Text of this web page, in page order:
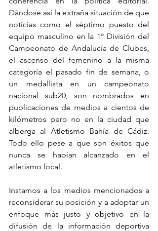
Dándose así la extraña situación de que
noticias como el séptimo puesto del
equipo masculino en la 1º División del
Campeonato de Andalucía de Clubes,
el ascenso del femenino a la misma
categoría el pasado fin de semana, o
un medallista en un campeonato
nacional sub20, son nombrados en
publicaciones de medios a cientos de
kilómetros pero no en la ciudad que
alberga al Atletismo Bahía de Cádiz.
Todo ello pese a que son éxitos que
nunca se habían alcanzado en el
atletismo local.
Instamos a los medios mencionados a
reconsiderar su posición y a adoptar un
enfoque más justo y objetivo en la
difusión de la información deportiva